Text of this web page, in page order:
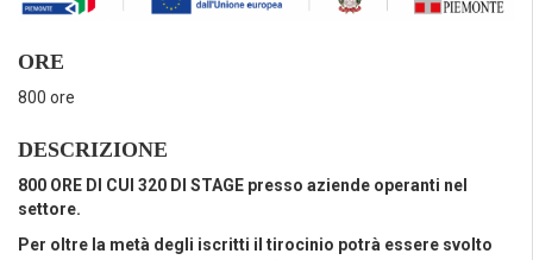
ORE
800 ore
DESCRIZIONE
800 ORE DI CUI 320 DI STAGE presso aziende operanti nel
settore.
Per oltre la metà degli iscritti il tirocinio potrà essere svolto